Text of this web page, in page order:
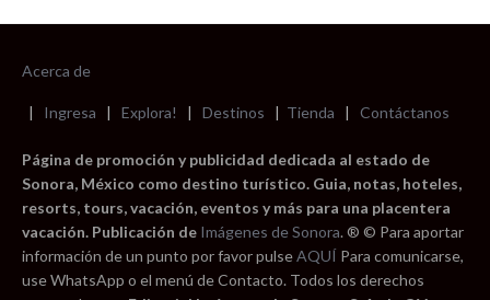
Acerca de
| Ingresa | Explora! | Destinos | Tienda | Contáctanos
Página de promoción y publicidad dedicada al estado de
Sonora, México como destino turístico. Guia, notas, hoteles,
resorts, tours, vacación, eventos y más para una placentera
vacación. Publicación de Imágenes de Sonora. ® © Para aportar
información de un punto por favor pulseAQUÍ Para comunicarse,
use WhatsApp o el menú de Contacto. Todos los derechos